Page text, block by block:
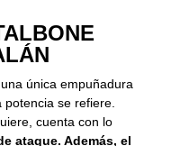
única empuñadura
se refiere.
cuenta con lo
ataque. Además, el